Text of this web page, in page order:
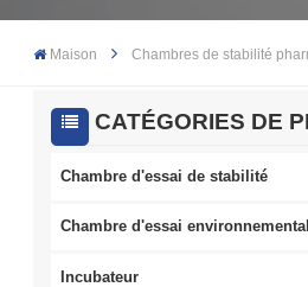
Maison Chambres de stabilité
CATÉGORIES DE
Chambre d'essai de stabilité
Chambre d'essai environnemental
Incubateur